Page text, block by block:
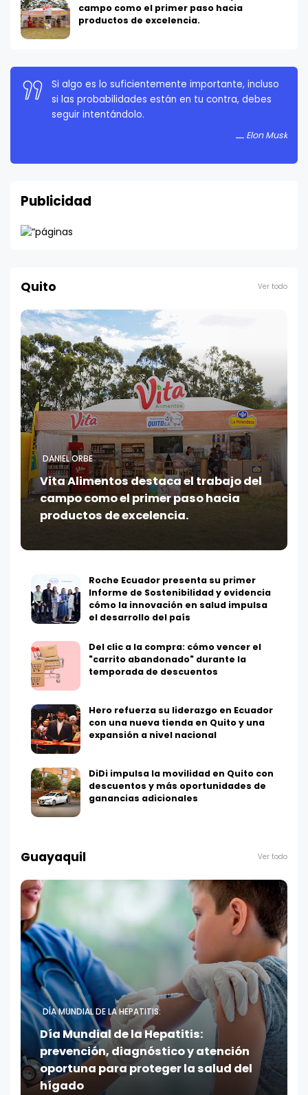
campo como el primer paso hacia
productos de excelencia.
La persistencia es muy importante. No debes
rendirte a menos que estés obligado a rendirte.
Publicidad
Quito Ver todo
DANIEL ORBE
Vita Alimentos destaca el trabajo del
campo como el primer paso hacia
productos de excelencia.
Roche Ecuador presenta su primer
Informe de Sostenibilidad y evidencia
cómo la innovación en salud impulsa
el desarrollo del país
Del clic a la compra: cómo vencer el
"carrito abandonado" durante la
temporada de descuentos
Hero refuerza su liderazgo en Ecuador
con una nueva tienda en Quito y una
expansión a nivel nacional
DiDi impulsa la movilidad en Quito con
descuentos y más oportunidades de
ganancias adicionales
Guayaquil Ver todo
DÍA MUNDIAL DE LA HEPATITIS:
Día Mundial de la Hepatitis:
prevención, diagnóstico y atención
oportuna para proteger la salud del
hígado